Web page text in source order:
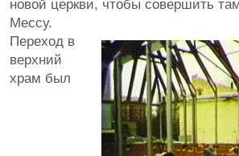
новой церкви, чтобы совершить
Мессу.
Переход в
верхний
храм был